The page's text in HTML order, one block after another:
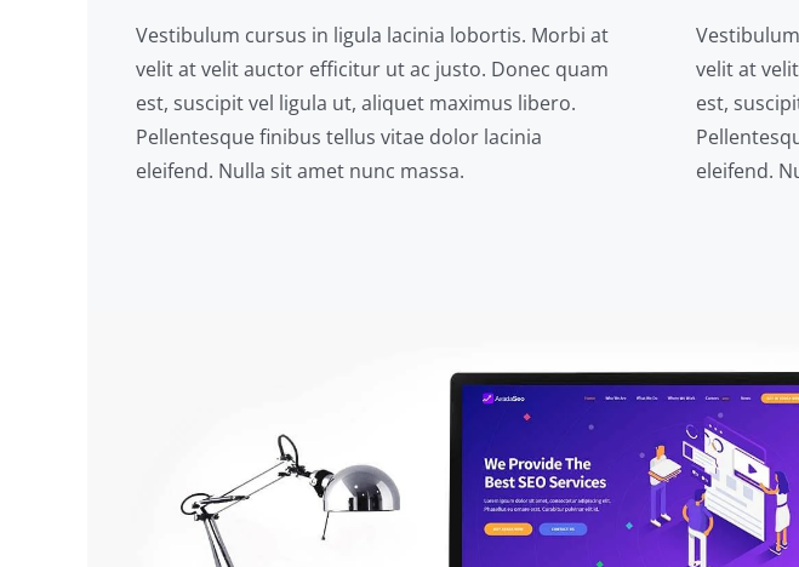
Vestibulum cursus in ligula lacinia lobortis. Morbi at
velit at velit auctor efficitur ut ac justo. Donec quam
est, suscipit vel ligula ut, aliquet maximus libero.
Pellentesque finibus tellus vitae dolor lacinia
eleifend. Nulla sit amet nunc massa.
velit at
est,
eleifend.